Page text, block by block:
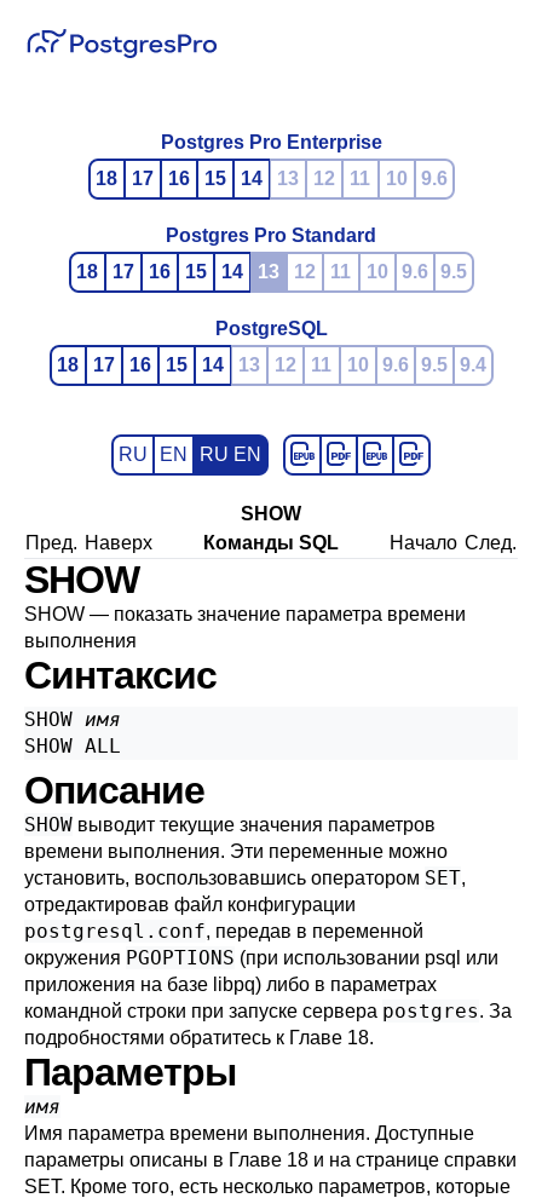
Postgres Pro Enterprise
18
17 16 15 14 13 12 11 10 9.6
Postgres Pro Standard
18
17 16 15 14 13 12 11 10 9.6 9.5
PostgreSQL
18
17 16 15 14 13 12 11 10 9.6 9.5 9.4
RU EN RU EN
SHOW
Пред. Наверх Команды SQL Начало След.
SHOW
SHOW — показать значение параметра времени
выполнения
Синтаксис
SHOW имя
SHOW ALL
Описание
SHOW выводит текущие значения параметров
времени выполнения. Эти переменные можно
установить, воспользовавшись оператором SET,
отредактировав файл конфигурации
postgresql.conf, передав в переменной
окружения PGOPTIONS (при использовании psql или
приложения на базе libpq) либо в параметрах
командной строки при запуске сервера postgres. За
подробностями обратитесь к Главе 18.
Параметры
имя
Имя параметра времени выполнения. Доступные
параметры описаны в Главе 18 и на странице справки
SET. Кроме того, есть несколько параметров, которые